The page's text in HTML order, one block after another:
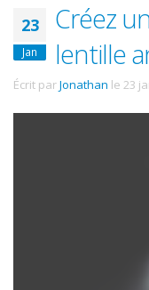
23
Jan
Créez
lentille
Écrit parJonathan le 23